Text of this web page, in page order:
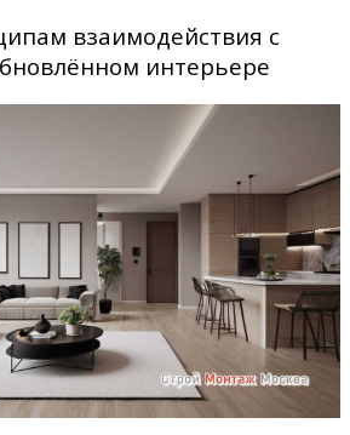
взаимодействия с
интерьере